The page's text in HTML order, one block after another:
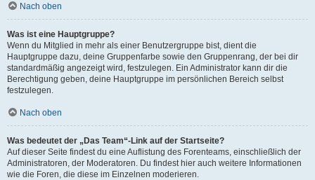
Nach oben
Was ist eine Hauptgruppe?
Wenn du Mitglied in mehr als einer Benutzergruppe bist, dient die
Hauptgruppe dazu, deine Gruppenfarbe sowie den Gruppenrang, der bei dir
standardmäßig angezeigt wird, festzulegen. Ein Administrator kann dir die
Berechtigung geben, deine Hauptgruppe im persönlichen Bereich selbst
festzulegen.
Nach oben
Was bedeutet der „Das Team“-Link auf der Startseite?
Auf dieser Seite findest du eine Auflistung des Forenteams, einschließlich der
Administratoren, der Moderatoren. Du findest hier auch weitere Informationen
wie die Foren, die diese im Einzelnen moderieren.